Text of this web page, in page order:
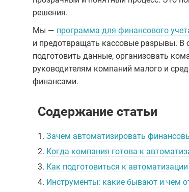
решения.
Мы — программа для финансового
и предотвращать кассовые разрывы. В
подготовить данные, организовать
руководителям компаний малого и
финансами.
Содержание статьи
1. Зачем автоматизировать
2. Когда компания готова к
3. Как подготовиться к
4. Инструменты: какие бывают и чем